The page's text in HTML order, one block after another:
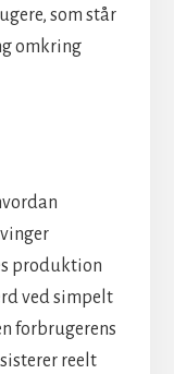
som står
omkring
produktion
ved simpelt
forbrugerens
reelt